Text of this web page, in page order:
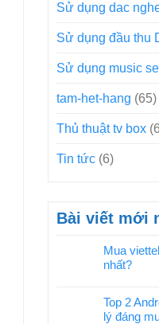
Sử dụng dac
Sử dụng đầu thu
Sử dụng music
tam-het-hang (65)
Thủ thuật tv box
Tin tức (6)
Bài viết mới
Mua
nhất?
Top 2
lý đáng